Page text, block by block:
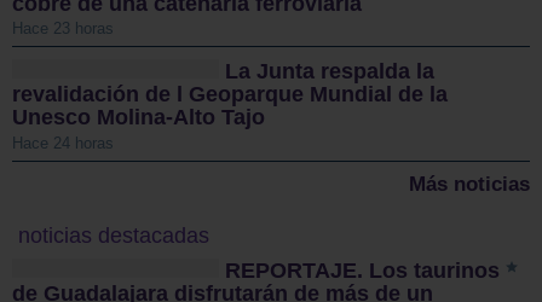
Hace 23 horas
La Junta respalda la
revalidación de l Geoparque Mundial de la
Unesco Molina-Alto Tajo
Hace 24 horas
Más noticias
noticias destacadas
REPORTAJE. Los taurinos
de Guadalajara disfrutarán de más de un